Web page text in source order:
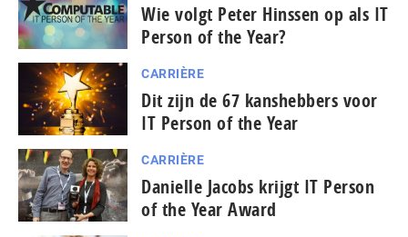
Wie volgt Peter Hinssen op als IT
Person of the Year?
CARRIÈRE
Dit zijn de 67 kanshebbers voor
IT Person of the Year
CARRIÈRE
Danielle Jacobs krijgt IT Person
of the Year Award